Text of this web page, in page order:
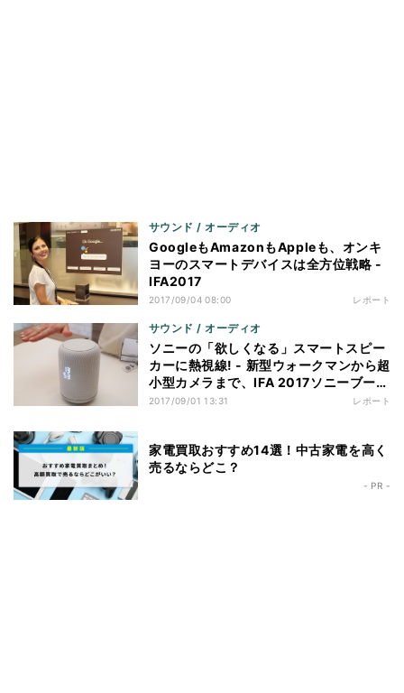
サウンド / オーディオ
GoogleもAmazonもAppleも、オンキ
ヨーのスマートデバイスは全方位戦略 -
IFA2017
2017/09/04 08:00 レポート
サウンド / オーディオ
ソニーの「欲しくなる」スマートスピー
カーに熱視線! - 新型ウォークマンから超
小型カメラまで、IFA 2017ソニーブース
の注目製品まとめ
2017/09/01 13:31 レポート
家電買取おすすめ14選！中古家電を高く
売るならどこ？
- PR -